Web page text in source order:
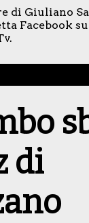
di Giuliano
Facebook
di